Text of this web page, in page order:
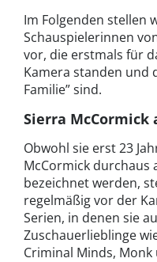
Im Folgenden stellen
Schauspielerinnen
vor, die erstmals für
Kamera standen und
Familie” sind.
Sierra McCormick
Obwohl sie erst 23
McCormick durchaus
bezeichnet werden,
regelmäßig vor der
Serien, in denen sie
Zuschauerlieblinge
Criminal Minds, Monk